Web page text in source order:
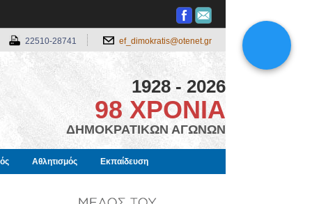
22510-28741 ef_dimokratis@otenet.gr
1928 - 2026
98 ΧΡΟΝΙΑ
ΔΗΜΟΚΡΑΤΙΚΩΝ ΑΓΩΝΩΝ
Αθλητισμός Εκπαίδευση